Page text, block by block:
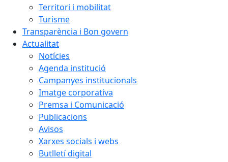
Territori i mobilitat
Turisme
Transparència i Bon govern
Actualitat
Notícies
Agenda institució
Campanyes institucionals
Imatge corporativa
Premsa i Comunicació
Publicacions
Avisos
Xarxes socials i webs
Butlletí digital